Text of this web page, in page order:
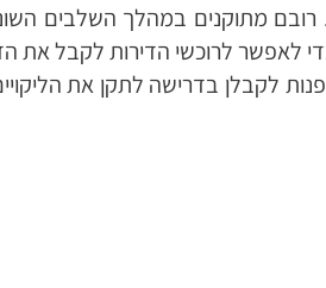
רובם מתוקנים במהלך השלבים
לאפשר לרוכשי הדירות לקבל את
לקבלן בדרישה לתקן את